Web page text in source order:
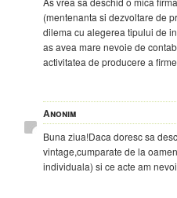
(mentenanta si dezvoltare de
dilema cu alegerea tipului de
as avea mare nevoie de
activitatea de producere a
Anonim
Buna ziua!Daca doresc sa
vintage,cumparate de la
individuala) si ce acte am